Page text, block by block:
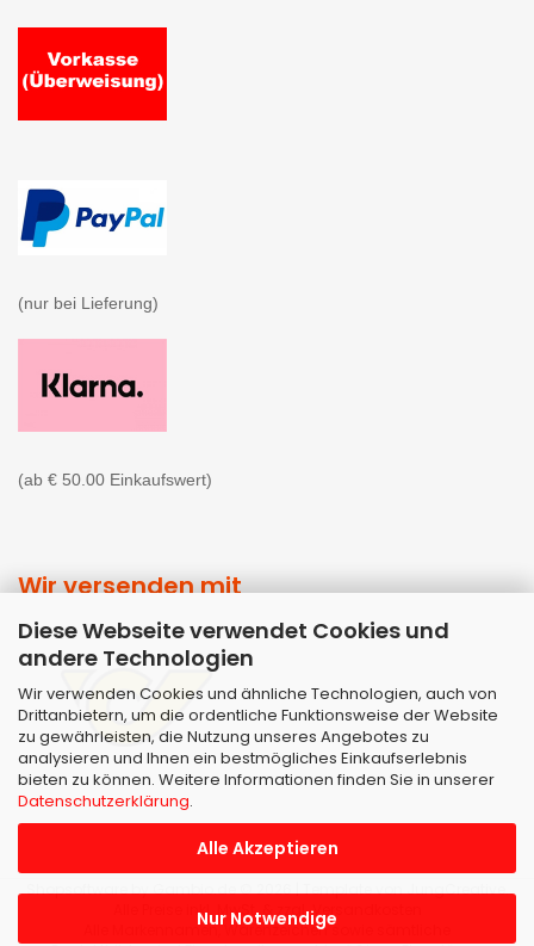
Diese Webseite verwendet Cookies und
andere Technologien
Wir verwenden Cookies und ähnliche Technologien, auch von
Drittanbietern, um die ordentliche Funktionsweise der Website
zu gewährleisten, die Nutzung unseres Angebotes zu
analysieren und Ihnen ein bestmögliches Einkaufserlebnis
bieten zu können. Weitere Informationen finden Sie in unserer
Datenschutzerklärung.
Alle Akzeptieren
Nur Notwendige
(nur bei Lieferung)
(ab € 50.00 Einkaufswert)
Wir versenden mit
Shopsoftwareby Gambio.de © 2026 | Template vonJungCreative.
Alle Preise inkl. MwSt. & zzgl. Versandkosten
Alle Markennamen, Warenzeichen sowie sämtliche